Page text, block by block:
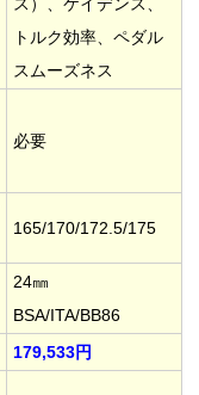
ス）、ケイデンス、
トルク効率、ペダル
スムーズネス
必要
165/170/172.5/175
24㎜
BSA/ITA/BB86
179,533円